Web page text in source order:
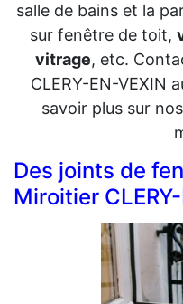
salle de bains et la
sur fenêtre de toit,
vitrage, etc.
CLERY-EN-VEXIN
savoir plus sur
Des joints de
Miroitier